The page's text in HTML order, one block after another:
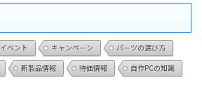
イベント キャンペーン
パーツの選び方
新製品情報 特価情報
自作PCの知識